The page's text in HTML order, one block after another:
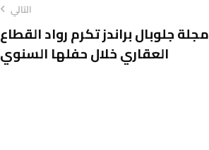
التالي
مجلة جلوبال براندز تكرم رواد القطاع
العقاري خلال حفلها السنوي